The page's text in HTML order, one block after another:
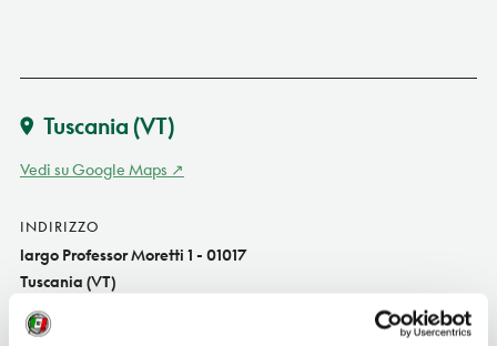
Tuscania (VT)
Vedi su Google Maps
INDIRIZZO
largo Professor Moretti 1 - 01017
Tuscania (VT)
Lazio IT